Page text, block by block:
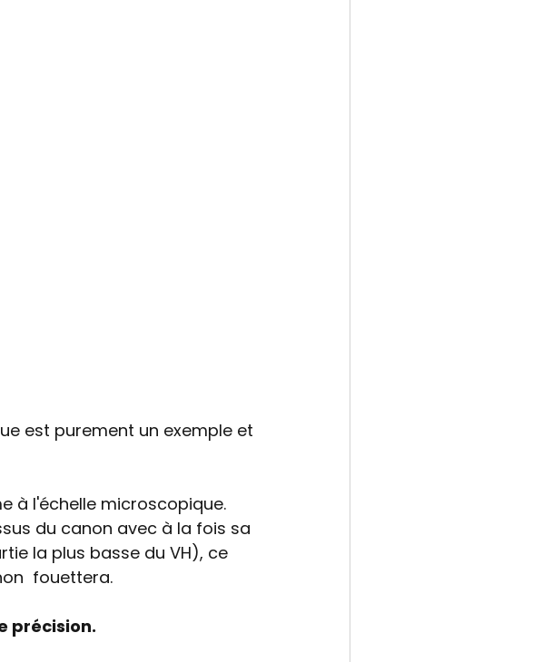
est purement un exemple et
à l'échelle microscopique.
du canon avec à la fois sa
la plus basse du VH), ce
fouettera.
précision.